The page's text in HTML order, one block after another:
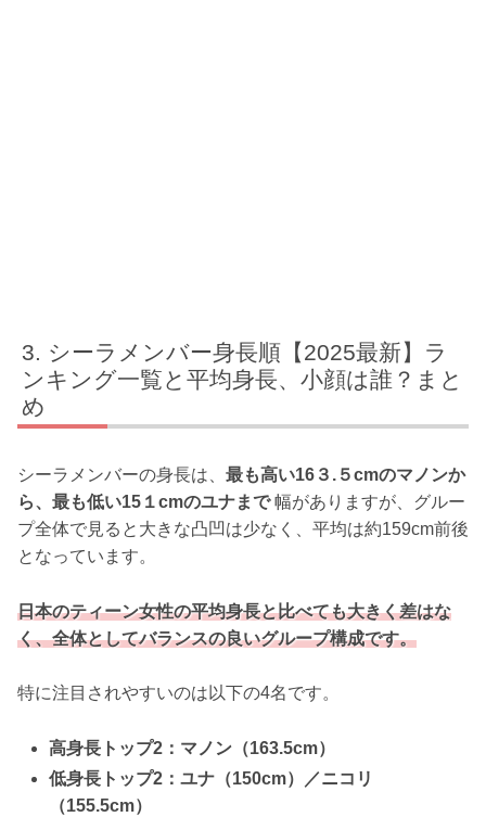
シーラメンバー身長順【2025最新】ラ
ンキング一覧と平均身長、小顔は誰？まと
め
シーラメンバーの身長は、 最も高い16３.５cmのマノンか
ら、最も低い15１cmのユナまで幅がありますが、グルー
プ全体で見ると大きな凸凹は少なく、平均は約159cm前後
となっています。
日本のティーン女性の平均身長と比べても大きく差はな
く、全体としてバランスの良いグループ構成です。
特に注目されやすいのは以下の4名です。
高身長トップ2：マノン（163.5cm）
低身長トップ2：ユナ（150cm）／ニコリ
（155.5cm）